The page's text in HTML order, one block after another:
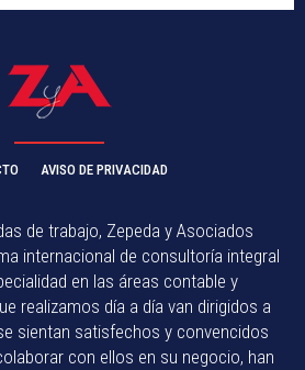
AVISO DE PRIVACIDAD
de trabajo, Zepeda y Asociados
internacional de consultoría integral
en las áreas contable y
realizamos día a día van dirigidos a
sientan satisfechos y convencidos
con ellos en su negocio, han